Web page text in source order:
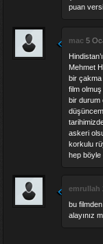
puan
mac 5
Mehmet
bir çakma
film
bir durum
askeri
korkulu
hep böyle
emrullah
bu
alayınız